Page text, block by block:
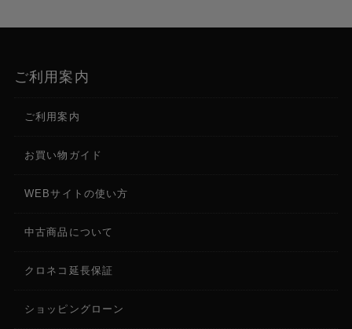
ご利用案内
ご利用案内
お買い物ガイド
WEBサイトの使い方
中古商品について
クロネコ延長保証
ショッピングローン